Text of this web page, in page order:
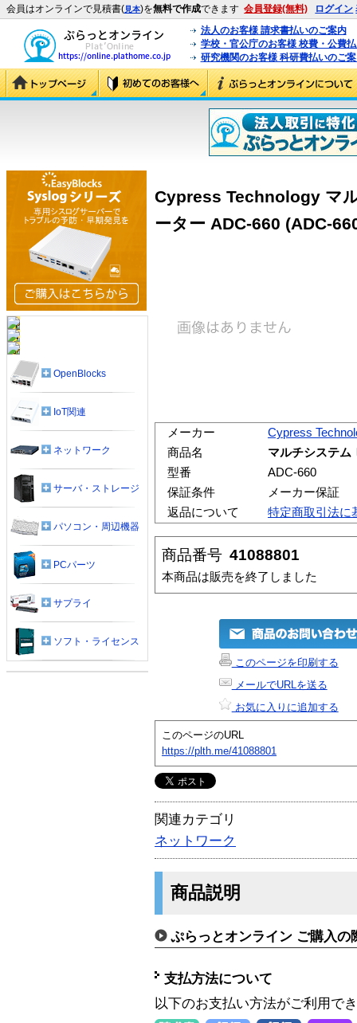
会員はオンラインで見積書(見本)を無料で作成できます 会員登録(無料) ログイン
法人のお客様 請求書払いのご案内
学校・官公庁のお客様 校費・公費
研究機関のお客様 科研費払いのご
Cypress Technology マ
ーター ADC-660 (ADC-
メーカー
Cypress
商品名
マルチシステム
型番
ADC-660
保証条件
メーカー保証
返品について
特定商取引法に
商品番号 41088801
本商品は販売を終了しました
このページを印刷する
メールでURLを送る
お気に入りに追加する
このページのURL
https://plth.me/41088801
関連カテゴリ
ネットワーク
商品説明
ぷらっとオンライン ご購入の
支払方法について
以下のお支払い方法がご利用で
OpenBlocks
IoT関連
ネットワーク
サーバ・ストレージ
パソコン・周辺機器
PCパーツ
サプライ
ソフト・ライセンス